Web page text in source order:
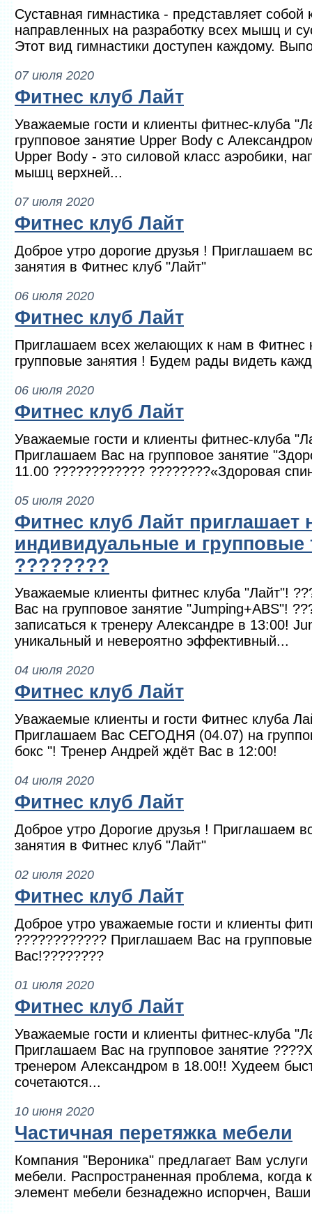
Суставная гимнастика - представляет
направленных на разработку всех мышц и
Этот вид гимнастики доступен каждому.
07 июля 2020
Фитнес клуб Лайт
Уважаемые гости и клиенты фитнес-клуба
групповое занятие Upper Body c
Upper Body - это силовой класс аэробики,
мышц верхней...
07 июля 2020
Фитнес клуб Лайт
Доброе утро дорогие друзья ! Приглашаем
занятия в Фитнес клуб "Лайт"
06 июля 2020
Фитнес клуб Лайт
Приглашаем всех желающих к нам в Фитнес
групповые занятия ! Будем рады видеть
06 июля 2020
Фитнес клуб Лайт
Уважаемые гости и клиенты фитнес-клуба
Приглашаем Вас на групповое занятие
11.00 ???????????? ????????«Здоровая
05 июля 2020
Фитнес клуб Лайт приглашает
индивидуальные и групповые
????????
Уважаемые клиенты фитнес клуба "Лайт"!
Вас на групповое занятие "Jumping+ABS"!
записаться к тренеру Александре в 13:00!
уникальный и невероятно эффективный...
04 июля 2020
Фитнес клуб Лайт
Уважаемые клиенты и гости Фитнес клуба
Приглашаем Вас СЕГОДНЯ (04.07) на
бокс "! Тренер Андрей ждёт Вас в 12:00!
04 июля 2020
Фитнес клуб Лайт
Доброе утро Дорогие друзья ! Приглашаем
занятия в Фитнес клуб "Лайт"
02 июля 2020
Фитнес клуб Лайт
Доброе утро уважаемые гости и клиенты
???????????? Приглашаем Вас на
Вас!????????
01 июля 2020
Фитнес клуб Лайт
Уважаемые гости и клиенты фитнес-клуба
Приглашаем Вас на групповое занятие
тренером Александром в 18.00!! Худеем
сочетаются...
10 июня 2020
Частичная перетяжка мебели
Компания "Вероника" предлагает Вам услуги
мебели. Распространенная проблема, когда
элемент мебели безнадежно испорчен,